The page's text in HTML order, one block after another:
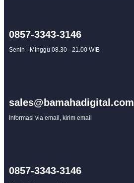
0857-3343-3146
Senin - Minggu 08.30 - 21.00 WIB
sales@bamahadigital.com
Informasi via email, kirim email
0857-3343-3146